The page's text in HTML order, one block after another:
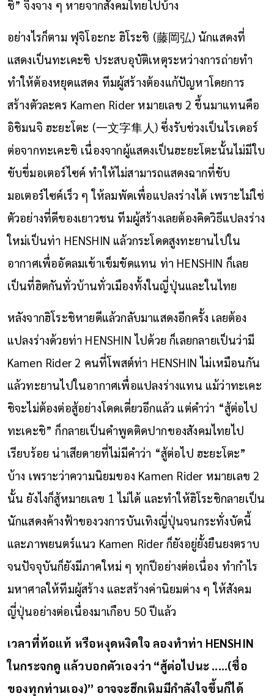
ชิ” จึงจาง ๆ หายจากสังคมไทยไปบ้าง
อย่างไรก็ตาม ฟุจิโอะกะ ฮิโระชิ (藤岡弘) นักแสดงที่
แสดงเป็นทะเคะชิ ประสบอุบัติเหตุระหว่างการถ่ายทำ
ทำให้ต้องหยุดแสดง ทีมผู้สร้างต้องแก้ปัญหาโดยการ
สร้างตัวละคร Kamen Rider หมายเลข 2 ขึ้นมาแทนคือ
อิชิมนจิ ฮะยะโตะ (一文字隼人) ซึ่งรับช่วงเป็นไรเดอร์
ต่อจากทะเคะชิ เนื่องจากผู้แสดงเป็นฮะยะโตะนั้นไม่มีใบ
ขับขี่มอเตอร์ไซค์ ทำให้ไม่สามารถแสดงฉากที่ขับ
มอเตอร์ไซค์เร็ว ๆ ให้ลมพัดเพื่อแปลงร่างได้ เพราะไม่ใช่
ตัวอย่างที่ดีของเยาวชน ทีมผู้สร้างเลยต้องคิดวิธีแปลงร่าง
ใหม่เป็นท่า HENSHIN แล้วกระโดดสูงทะยานไปใน
อากาศเพื่ออัดลมเข้าเข็มขัดแทน ท่า HENSHIN ก็เลย
เป็นที่ฮิตกันทั่วบ้านทั่วเมืองทั้งในญี่ปุ่นและในไทย
หลังจากฮิโระชิหายดีแล้วกลับมาแสดงอีกครั้ง เลยต้อง
แปลงร่างด้วยท่า HENSHIN ไปด้วย ก็เลยกลายเป็นว่ามี
Kamen Rider 2 คนที่โพสต์ท่า HENSHIN ไม่เหมือนกัน
แล้วทะยานไปในอากาศเพื่อแปลงร่างแทน แม้ว่าทะเคะ
ชิจะไม่ต้องต่อสู้อย่างโดดเดี่ยวอีกแล้ว แต่คำว่า “สู้ต่อไป
ทะเคะชิ” ก็กลายเป็นคำพูดติดปากของสังคมไทยไป
เรียบร้อย น่าเสียดายที่ไม่มีคำว่า “สู้ต่อไป ฮะยะโตะ”
บ้าง เพราะว่าความนิยมของ Kamen Rider หมายเลข 2
นั้น ยังไงก็สู้หมายเลข 1 ไม่ได้ และทำให้ฮิโระชิกลายเป็น
นักแสดงค้างฟ้าของวงการบันเทิงญี่ปุ่นจนกระทั่งบัดนี้
และภาพยนตร์แนว Kamen Rider ก็ยังอยู่ยั้งยืนยงตราบ
จนปัจจุบันก็ยังมีภาคใหม่ ๆ ทุกปีอย่างต่อเนื่อง ทำกำไร
มหาศาลให้ทีมผู้สร้าง และสร้างค่านิยมต่าง ๆ ให้สังคม
ญี่ปุ่นอย่างต่อเนื่องมาเกือบ 50 ปีแล้ว
เวลาที่ท้อแท้ หรือหงุดหงิดใจ ลองทำท่า HENSHIN
ในกระจกดู แล้วบอกตัวเองว่า “สู้ต่อไปนะ .....(ชื่อ
ของทุกท่านเอง)” อาจจะฮึกเหิมมีกำลังใจขึ้นก็ได้